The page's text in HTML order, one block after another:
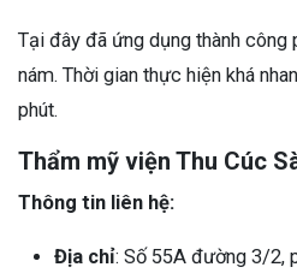
Tại đây đã ứng dụng thành công
nám. Thời gian thực hiện khá
phút.
Thẩm mỹ viện Thu Cúc
Thông tin liên hệ:
Địa chỉ: Số 55A đường 3/2,